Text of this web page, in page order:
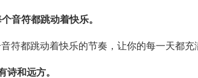
音符都跳动着快乐。
符都跳动着快乐的节奏，让你的每一天都充
诗和远方。